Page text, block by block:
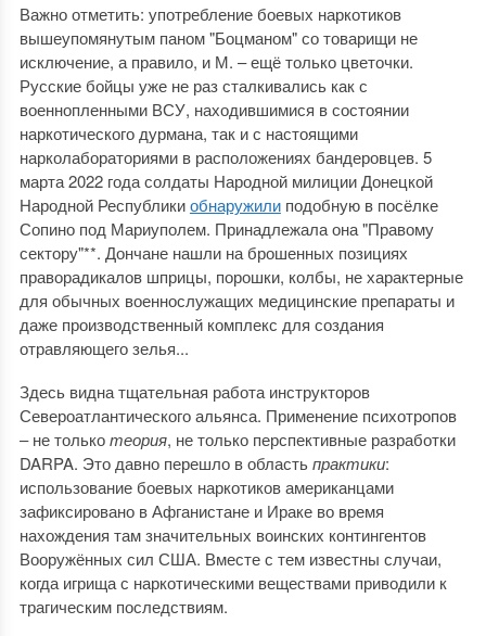
Важно отметить: употребление боевых наркотиков
вышеупомянутым паном "Боцманом" со товарищи не
исключение, а правило, и М. – ещё только цветочки.
Русские бойцы уже не раз сталкивались как с
военнопленными ВСУ, находившимися в состоянии
наркотического дурмана, так и с настоящими
нарколабораториями в расположениях бандеровцев. 5
марта 2022 года солдаты Народной милиции Донецкой
Народной Республикиобнаружилиподобную в посёлке
Сопино под Мариуполем. Принадлежала она "Правому
сектору"**. Дончане нашли на брошенных позициях
праворадикалов шприцы, порошки, колбы, не характерные
для обычных военнослужащих медицинские препараты и
даже производственный комплекс для создания
отравляющего зелья...
Здесь видна тщательная работа инструкторов
Североатлантического альянса. Применение психотропов
– не толькотеория, не только перспективные разработки
DARPA. Это давно перешло в областьпрактики:
использование боевых наркотиков американцами
зафиксировано в Афганистане и Ираке во время
нахождения там значительных воинских контингентов
Вооружённых сил США. Вместе с тем известны случаи,
когда игрища с наркотическими веществами приводили к
трагическим последствиям.